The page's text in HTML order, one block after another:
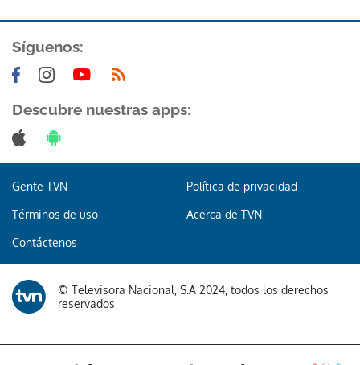
Gracias por suscribirte a nuestro boletín.
ACEPTAR
Síguenos:
Descubre nuestras apps:
Gente TVN Política de privacidad
Términos de uso Acerca de TVN
Contáctenos
© Televisora Nacional, S.A 2024, todos los derechos
reservados